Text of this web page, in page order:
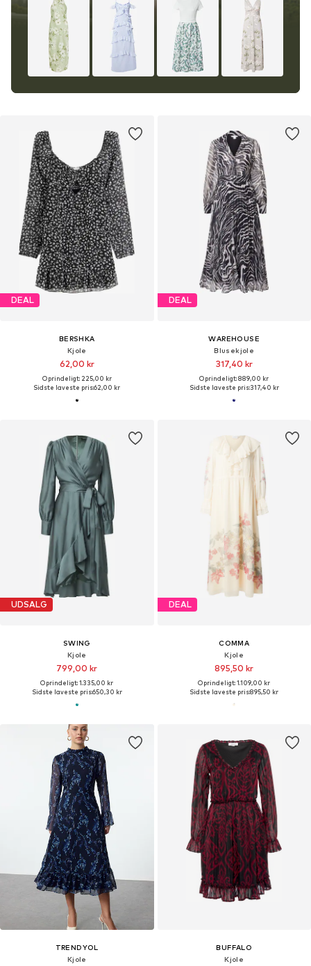
DEAL
BERSHKA
Kjole
62,00 kr
Oprindeligt: 225,00 kr
Sidste laveste pris:62,00 kr
DEAL
WAREHOUSE
Blusekjole
317,40 kr
Oprindeligt: 889,00 kr
Sidste laveste pris:317,40 kr
UDSALG
SWING
Kjole
799,00 kr
Oprindeligt: 1.335,00 kr
Sidste laveste pris:650,30 kr
DEAL
COMMA
Kjole
895,50 kr
Oprindeligt: 1.109,00 kr
Sidste laveste pris:895,50 kr
TRENDYOL
Kjole
BUFFALO
Kjole